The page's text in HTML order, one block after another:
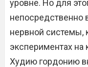
уровне. Но для
непосредственно
нервной системы,
экспериментах
Худию гордонию